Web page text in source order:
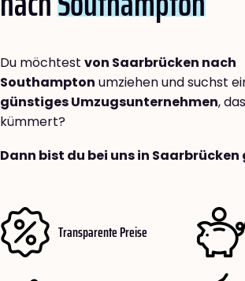
Du möchtest von Saarbrücken nach
Southampton umziehen und suchst
günstiges Umzugsunternehmen,
kümmert?
Dann bist du bei uns in
Transparente Preise